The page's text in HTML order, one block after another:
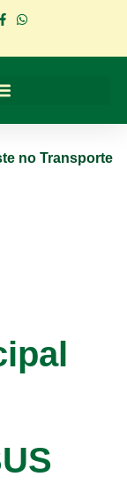
no Transporte